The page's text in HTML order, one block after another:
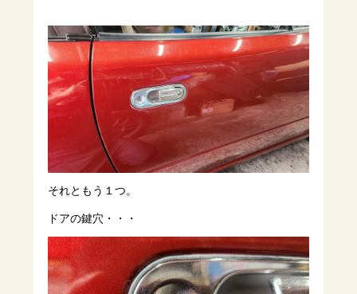
それともう１つ。
ドアの鍵穴・・・